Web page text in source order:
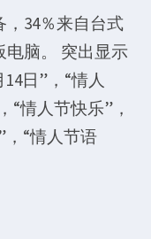
34％来自台式
电脑。 突出显示
日”，“情人
“情人节快乐”，
，“情人节语